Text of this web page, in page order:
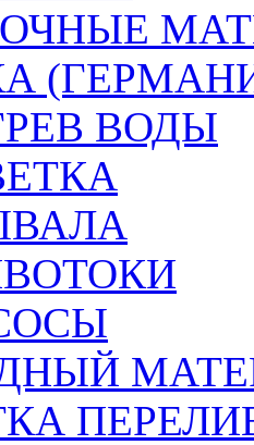
ВОДЫ